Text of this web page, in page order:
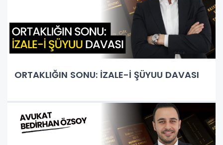
ORTAKLIĞIN SONU: İZALE-İ ŞÜYUU DAVASI